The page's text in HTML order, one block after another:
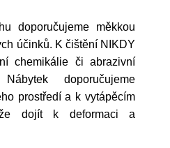
doporučujeme měkkou
účinků. K čištění NIKDY
chemikálie či abrazivní
doporučujeme
prostředí a k vytápěcím
dojít k deformaci a